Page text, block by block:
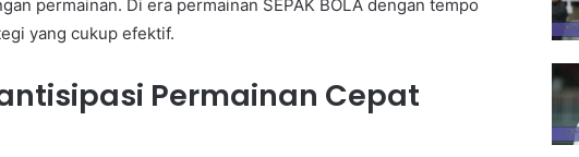
permainan. Di era permainan SEPAK BOLA dengan tempo
yang cukup efektif.
Permainan Cepat